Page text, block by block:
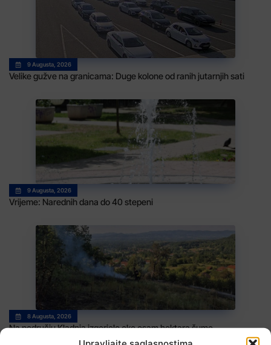
9 Augusta, 2026
Velike gužve na granicama: Duge kolone od ranih jutarnjih sati
9 Augusta, 2026
Vrijeme: Narednih dana do 40 stepeni
8 Augusta, 2026
Na području Kladnja izgorjelo oko osam hektara šume